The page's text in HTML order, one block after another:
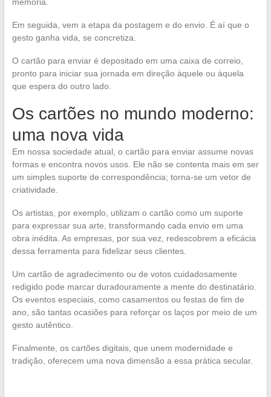
Em seguida, vem a etapa da postagem e do envio. É aí que o
gesto ganha vida, se concretiza.
O cartão para enviar é depositado em uma caixa de correio,
pronto para iniciar sua jornada em direção àquele ou àquela
que espera do outro lado.
Os cartões no mundo moderno:
uma nova vida
Em nossa sociedade atual, o cartão para enviar assume novas
formas e encontra novos usos. Ele não se contenta mais em ser
um simples suporte de correspondência; torna-se um vetor de
criatividade.
Os artistas, por exemplo, utilizam o cartão como um suporte
para expressar sua arte, transformando cada envio em uma
obra inédita. As empresas, por sua vez, redescobrem a eficácia
dessa ferramenta para fidelizar seus clientes.
Um cartão de agradecimento ou de votos cuidadosamente
redigido pode marcar duradouramente a mente do destinatário.
Os eventos especiais, como casamentos ou festas de fim de
ano, são tantas ocasiões para reforçar os laços por meio de um
gesto autêntico.
Finalmente, os cartões digitais, que unem modernidade e
tradição, oferecem uma nova dimensão a essa prática secular.